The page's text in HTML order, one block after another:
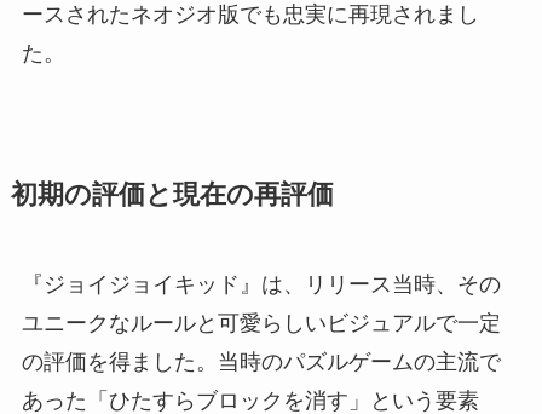
ースされたネオジオ版でも忠実に再現されまし
た。
初期の評価と現在の再評価
『ジョイジョイキッド』は、リリース当時、その
ユニークなルールと可愛らしいビジュアルで一定
の評価を得ました。当時のパズルゲームの主流で
あった「ひたすらブロックを消す」という要素